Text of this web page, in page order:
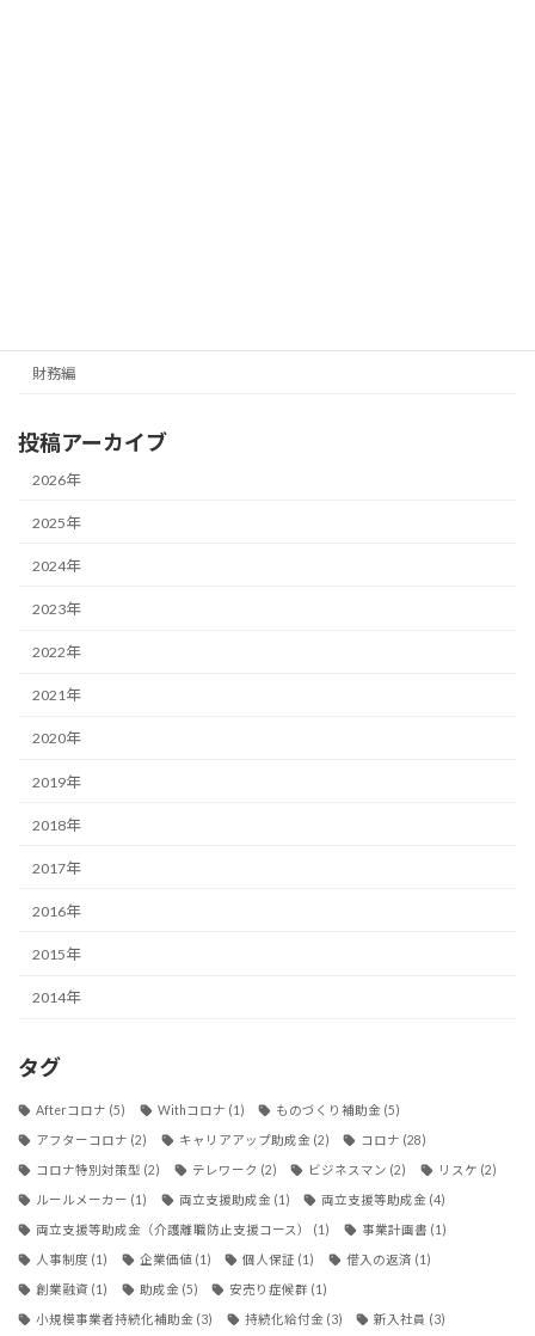
財務編
投稿アーカイブ
2026年
2025年
2024年
2023年
2022年
2021年
2020年
2019年
2018年
2017年
2016年
2015年
2014年
タグ
Afterコロナ (5) Withコロナ (1) ものづくり補助金 (5)
アフターコロナ (2) キャリアアップ助成金 (2) コロナ (28)
コロナ特別対策型 (2) テレワーク (2) ビジネスマン (2) リスケ (2)
ルールメーカー (1) 両立支援助成金 (1) 両立支援等助成金 (4)
両立支援等助成金（介護離職防止支援コース） (1) 事業計画書 (1)
人事制度 (1) 企業価値(1) 個人保証 (1) 借入の返済 (1)
創業融資 (1) 助成金 (5) 安売り症候群 (1)
小規模事業者持続化補助金 (3) 持続化給付金 (3) 新入社員 (3)